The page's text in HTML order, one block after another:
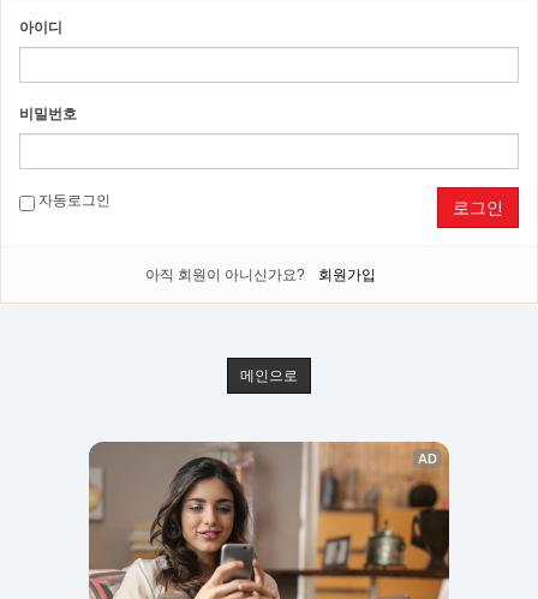
아이디
비밀번호
자동로그인 로그인
아직 회원이 아니신가요? 회원가입
메인으로